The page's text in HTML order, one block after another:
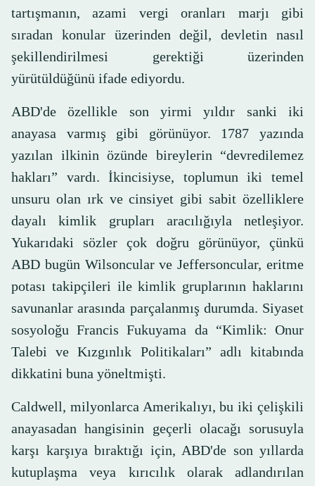
tartışmanın, azami vergi oranları marjı gibi
sıradan konular üzerinden değil, devletin nasıl
şekillendirilmesi gerektiği üzerinden
yürütüldüğünü ifade ediyordu.
ABD'de özellikle son yirmi yıldır sanki iki
anayasa varmış gibi görünüyor. 1787 yazında
yazılan ilkinin özünde bireylerin “devredilemez
hakları” vardı. İkincisiyse, toplumun iki temel
unsuru olan ırk ve cinsiyet gibi sabit özelliklere
dayalı kimlik grupları aracılığıyla netleşiyor.
Yukarıdaki sözler çok doğru görünüyor, çünkü
ABD bugün Wilsoncular ve Jeffersoncular, eritme
potası takipçileri ile kimlik gruplarının haklarını
savunanlar arasında parçalanmış durumda. Siyaset
sosyoloğu Francis Fukuyama da “Kimlik: Onur
Talebi ve Kızgınlık Politikaları” adlı kitabında
dikkatini buna yöneltmişti.
Caldwell, milyonlarca Amerikalıyı, bu iki çelişkili
anayasadan hangisinin geçerli olacağı sorusuyla
karşı karşıya bıraktığı için, ABD'de son yıllarda
kutuplaşma veya kırıcılık olarak adlandırılan